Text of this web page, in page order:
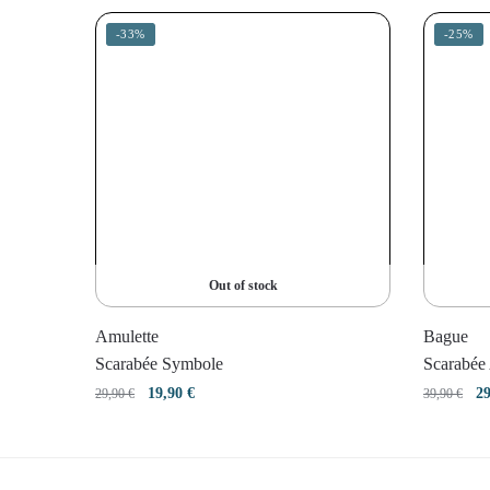
-33%
Out of stock
Amulette
Scarabée Symbole
29,90€
Le
19,90€Le
-25%
Bague
39,90€
Le